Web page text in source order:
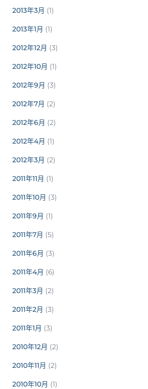
2013年3月 (1)
2013年1月 (1)
2012年12月 (3)
2012年10月 (1)
2012年9月 (3)
2012年7月 (2)
2012年6月 (2)
2012年4月 (1)
2012年3月 (2)
2011年11月 (1)
2011年10月 (3)
2011年9月 (1)
2011年7月 (5)
2011年6月 (3)
2011年4月 (6)
2011年3月 (2)
2011年2月 (3)
2011年1月 (3)
2010年12月 (2)
2010年11月 (2)
2010年10月 (1)